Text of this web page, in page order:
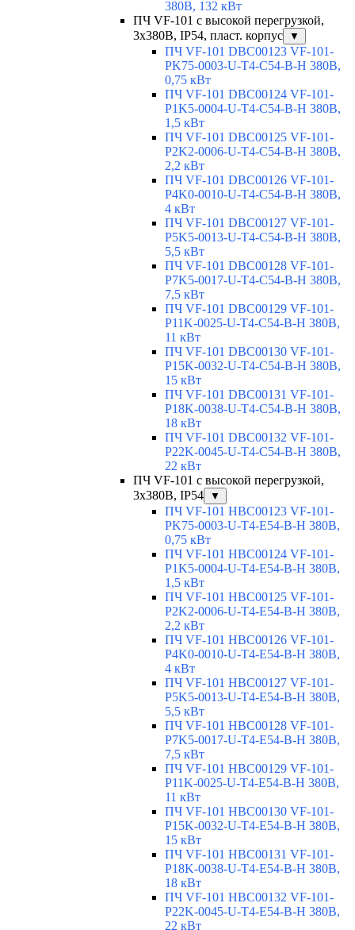
380В, 132 кВт
ПЧ VF-101 с высокой перегрузкой,
3х380В, IP54, пласт. корпус
▼
ПЧ VF-101 DBC00123 VF-101-
PK75-0003-U-T4-C54-B-H 380В,
0,75 кВт
ПЧ VF-101 DBC00124 VF-101-
P1K5-0004-U-T4-C54-B-H 380В,
1,5 кВт
ПЧ VF-101 DBC00125 VF-101-
P2K2-0006-U-T4-C54-B-H 380В,
2,2 кВт
ПЧ VF-101 DBC00126 VF-101-
P4K0-0010-U-T4-C54-B-H 380В,
4 кВт
ПЧ VF-101 DBC00127 VF-101-
P5K5-0013-U-T4-C54-B-H 380В,
5,5 кВт
ПЧ VF-101 DBC00128 VF-101-
P7K5-0017-U-T4-C54-B-H 380В,
7,5 кВт
ПЧ VF-101 DBC00129 VF-101-
P11K-0025-U-T4-C54-B-H 380В,
11 кВт
ПЧ VF-101 DBC00130 VF-101-
P15K-0032-U-T4-C54-B-H 380В,
15 кВт
ПЧ VF-101 DBC00131 VF-101-
P18K-0038-U-T4-C54-B-H 380В,
18 кВт
ПЧ VF-101 DBC00132 VF-101-
P22K-0045-U-T4-C54-B-H 380В,
22 кВт
ПЧ VF-101 с высокой перегрузкой,
3х380В, IP54
▼
ПЧ VF-101 HBC00123 VF-101-
PK75-0003-U-T4-E54-B-H 380В,
0,75 кВт
ПЧ VF-101 HBC00124 VF-101-
P1K5-0004-U-T4-E54-B-H 380В,
1,5 кВт
ПЧ VF-101 HBC00125 VF-101-
P2K2-0006-U-T4-E54-B-H 380В,
2,2 кВт
ПЧ VF-101 HBC00126 VF-101-
P4K0-0010-U-T4-E54-B-H 380В,
4 кВт
ПЧ VF-101 HBC00127 VF-101-
P5K5-0013-U-T4-E54-B-H 380В,
5,5 кВт
ПЧ VF-101 HBC00128 VF-101-
P7K5-0017-U-T4-E54-B-H 380В,
7,5 кВт
ПЧ VF-101 HBC00129 VF-101-
P11K-0025-U-T4-E54-B-H 380В,
11 кВт
ПЧ VF-101 HBC00130 VF-101-
P15K-0032-U-T4-E54-B-H 380В,
15 кВт
ПЧ VF-101 HBC00131 VF-101-
P18K-0038-U-T4-E54-B-H 380В,
18 кВт
ПЧ VF-101 HBC00132 VF-101-
P22K-0045-U-T4-E54-B-H 380В,
22 кВт